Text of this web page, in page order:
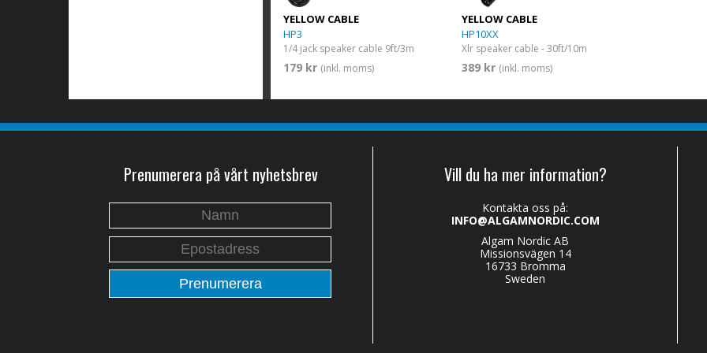
YELLOW CABLE
HP3
1/4 jack speaker cable 9ft/3m
179 kr (inkl. moms)
YELLOW CABLE
HP10XX
Xlr speaker cable - 30ft/10m
389 kr (inkl. moms)
Prenumerera på vårt nyhetsbrev Vill du ha mer information?
Kontakta oss på:
INFO@ALGAMNORDIC.COM
Algam Nordic AB
Missionsvägen 14
16733 Bromma
Sweden